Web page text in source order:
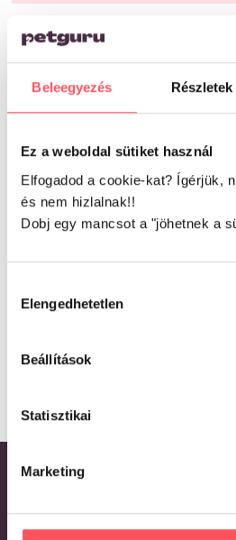
Beleegyezés Részletek
Ez a weboldal sütiket használ
Elfogadod a cookie-kat? Ígérjük,
és nem hizlalnak!!
Dobj egy mancsot a "jöhetnek a
kiválasztása
Elengedhetetlen
Beállítások
Statisztikai
Marketing
Már kipróbáltad
terméket?
Oszd meg
véleményedet a Petguru
Segítsd a gazdikat a
Még nincsenek
felhasználók írhatnak véleményt.